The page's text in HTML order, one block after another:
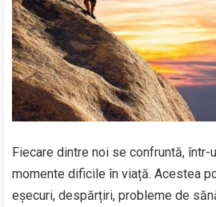
Fiecare dintre noi se confruntă, într-
momente dificile în viață. Acestea
eșecuri, despărțiri, probleme de